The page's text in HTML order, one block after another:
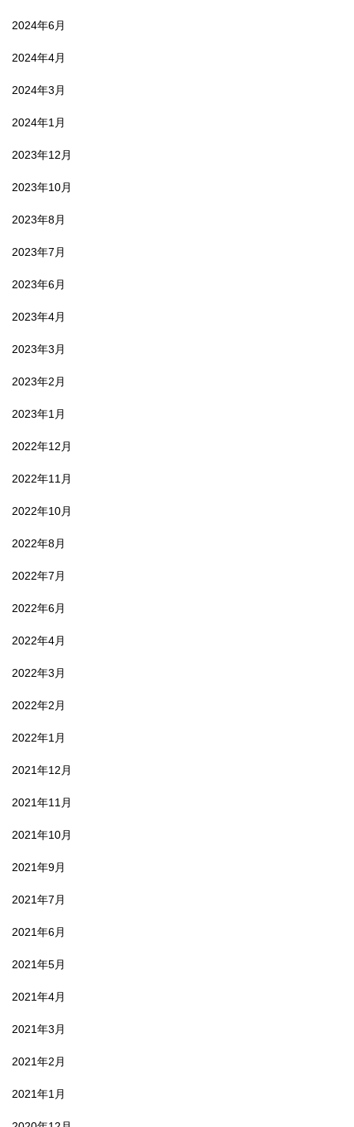
2024年6月
2024年4月
2024年3月
2024年1月
2023年12月
2023年10月
2023年8月
2023年7月
2023年6月
2023年4月
2023年3月
2023年2月
2023年1月
2022年12月
2022年11月
2022年10月
2022年8月
2022年7月
2022年6月
2022年4月
2022年3月
2022年2月
2022年1月
2021年12月
2021年11月
2021年10月
2021年9月
2021年7月
2021年6月
2021年5月
2021年4月
2021年3月
2021年2月
2021年1月